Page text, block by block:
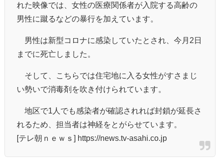
れた映像では、女性の医療関係者が入院する高齢の
男性に蹴るなどの暴行を加えています。
男性は新型コロナに感染していたとされ、今月2日
までに死亡しました。
そして、こちらでは住宅地に入る女性がすさまじ
い勢いで消毒剤を吹き付けられています。
地区で1人でも感染者が確認されれば封鎖が延長さ
れるため、担当者は神経をとがらせています。
[テレ朝ｎｅｗｓ] https://news.tv-asahi.co.jp